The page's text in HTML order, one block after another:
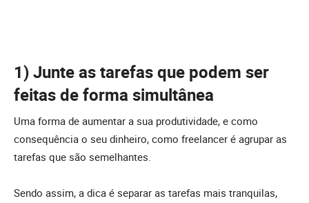
1) Junte as tarefas que podem ser
feitas de forma simultânea
Uma forma de aumentar a sua produtividade, e como
consequência o seu dinheiro, como freelancer é agrupar as
tarefas que são semelhantes.
Sendo assim, a dica é separar as tarefas mais tranquilas,